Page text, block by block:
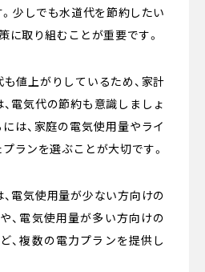
少しでも水道代を節約したい
に取り組むことが重要です。
値上がりしているため、家計
電気代の節約も意識しましょ
は、家庭の電気使用量やライ
ランを選ぶことが大切です。
電気使用量が少ない方向けの
や、電気使用量が多い方向けの
、複数の電力プランを提供し